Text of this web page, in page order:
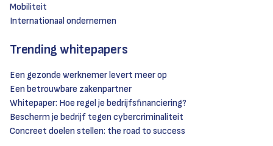
Mobiliteit
Internationaal ondernemen
Trending whitepapers
Een gezonde werknemer levert meer op
Een betrouwbare zakenpartner
Whitepaper: Hoe regel je bedrijfsfinanciering?
Bescherm je bedrijf tegen cybercriminaliteit
Concreet doelen stellen: the road to success